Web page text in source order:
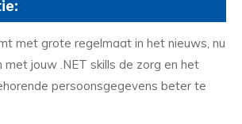
met grote regelmaat in het nieuws, nu
met jouw .NET skills de zorg en het
persoonsgegevens beter te